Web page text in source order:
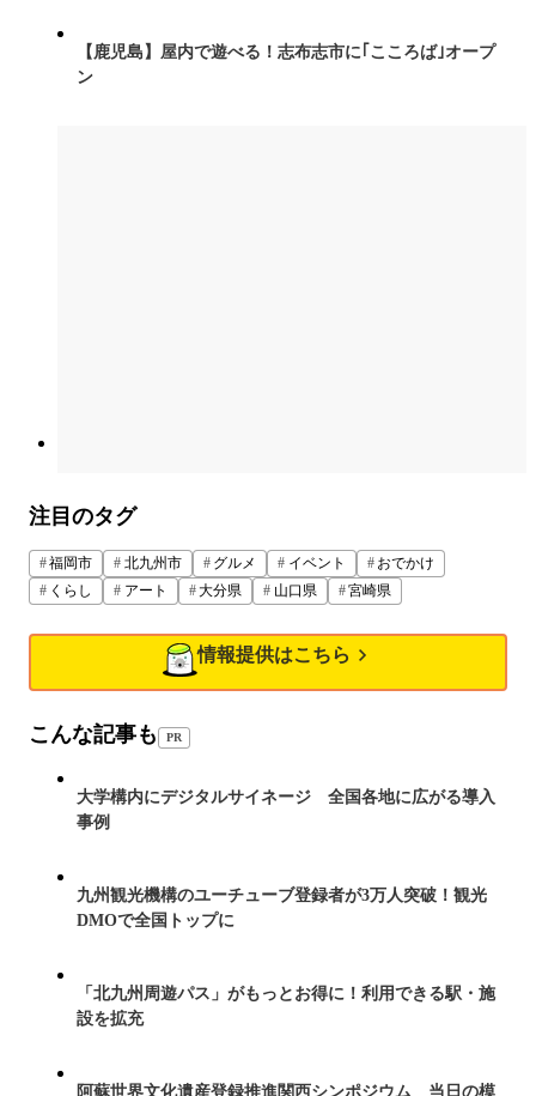
【鹿児島】屋内で遊べる！志布志市に｢こころば｣オープ
ン
注目のタグ
福岡市 北九州市 グルメ イベント
おでかけ
くらし
アート 大分県 山口県 宮崎県
情報提供はこちら
こんな記事も PR
大学構内にデジタルサイネージ 全国各地に広がる導入
事例
九州観光機構のユーチューブ登録者が3万人突破！観光
DMOで全国トップに
「北九州周遊パス」がもっとお得に！利用できる駅・施
設を拡充
阿蘇世界文化遺産登録推進関西シンポジウム 当日の模